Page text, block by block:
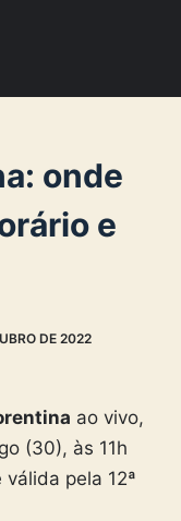
onde
e
DE 2022
ao vivo,
(30), às 11h
pela 12ª